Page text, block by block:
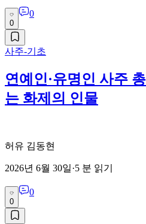
0
0
사주-기초
연예인·유명인 사주
는 화제의 인물
허유 김동현
2026년 6월 30일·5 분 읽기
0
0